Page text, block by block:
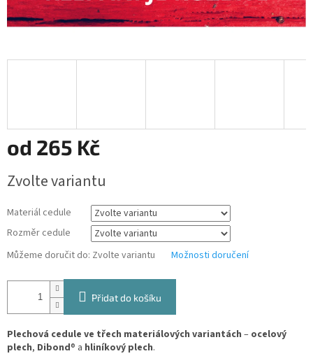
od 265 Kč
cena:
Zvolte variantu
Materiál cedule
Rozměr cedule
Můžeme doručit do: Zvolte variantu Možnosti doručení
Přidat do košíku
Plechová cedule ve třech materiálových variantách – ocelový
plech, Dibond® a hliníkový plech.